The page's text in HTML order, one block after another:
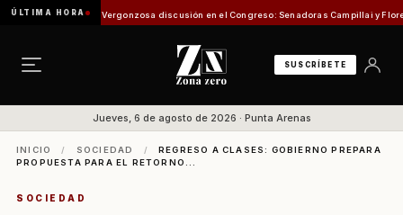
ÚLTIMA HORA
de Pesca Vergonzosa discusión en el Congreso: Senadoras Campillai y Flores se
SUSCRÍBETE
Jueves, 6 de agosto de 2026 · Punta Arenas
INICIO / SOCIEDAD /
REGRESO A CLASES: GOBIERNO PREPARA
PROPUESTA PARA EL RETORNO...
SOCIEDAD